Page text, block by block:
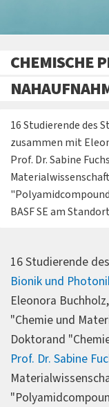
CHEMISCHE
16 Studierende des
zusammen mit
Prof. Dr. Sabine
BASF SE am
16 Studierende
Bionik und
Eleonora
"Chemie und
Doktorand
Prof. Dr. Sabine